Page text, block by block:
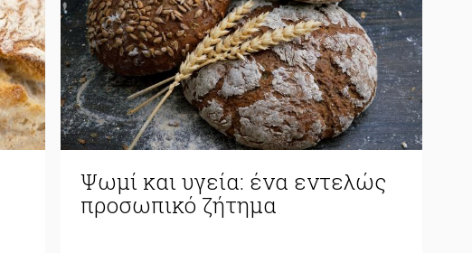
Ψωμί και υγεία: ένα εντελώς
προσωπικό ζήτημα